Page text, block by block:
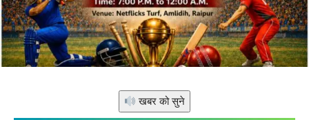
खबर को सुने